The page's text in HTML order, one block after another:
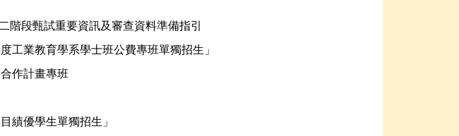
階段甄試重要資訊及審查資料準備指引
工業教育學系學士班公費專班單獨招生」
作計畫專班
績優學生單獨招生」